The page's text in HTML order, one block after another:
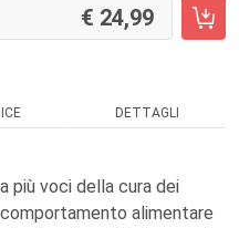
24,99
DETTAGLI
più voci della cura dei
alimentare